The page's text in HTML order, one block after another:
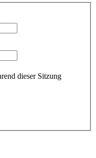
dieser Sitzung